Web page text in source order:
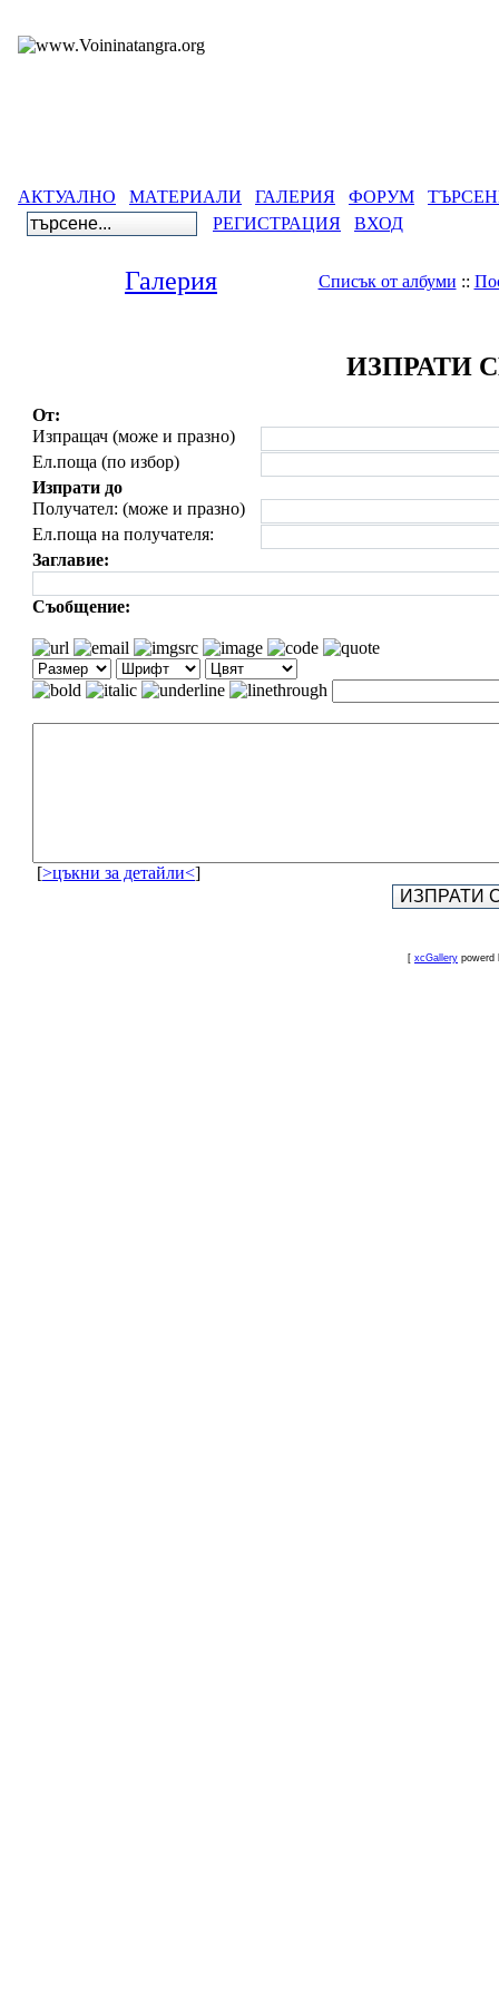
АКТУАЛНО МАТЕРИАЛИ ГАЛЕРИЯ ФОРУМ
РЕГИСТРАЦИЯ
ВХОД
Галерия Списък от албуми ::
ИЗПРАТИ
От:
Изпращач (може и празно)
Ел.поща (по избор)
Изпрати до
Получател: (може и празно)
Ел.поща на получателя:
Заглавие:
Съобщение:
[>цъкни за детайли<]
[ xcGallery